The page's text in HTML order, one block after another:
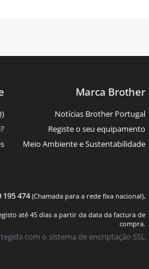
Marca Brother
Notícias Brother Portugal
Registe o seu equipamento
Meio Ambiente e Sustentabilidade
195 474(Chamada para a rede fixa nacional).
até 45 dias a partir da data da factura de
compra.
com o sistema de encriptação SSL